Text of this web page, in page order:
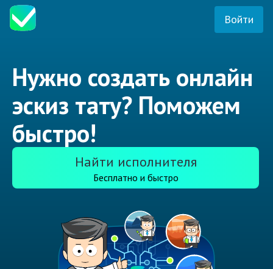
Войти
Нужно создать онлайн
эскиз тату? Поможем
быстро!
Найти исполнителя
Бесплатно и быстро